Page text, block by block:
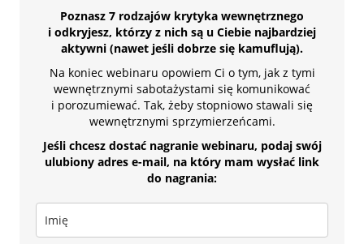
Poznasz 7 rodzajów krytyka wewnętrznego
i odkryjesz, którzy z nich są u Ciebie najbardziej
aktywni (nawet jeśli dobrze się kamuflują).
Na koniec webinaru opowiem Ci o tym, jak z tymi
wewnętrznymi sabotażystami się komunikować
i porozumiewać. Tak, żeby stopniowo stawali się
wewnętrznymi sprzymierzeńcami.
Jeśli chcesz dostać nagranie webinaru, podaj swój
ulubiony adres e-mail, na który mam wysłać link
do nagrania: